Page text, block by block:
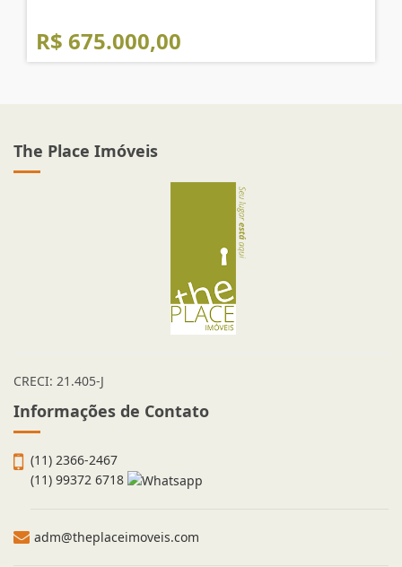
R$ 675.000,00
CRECI: 21.405-J
(11) 2366-2467